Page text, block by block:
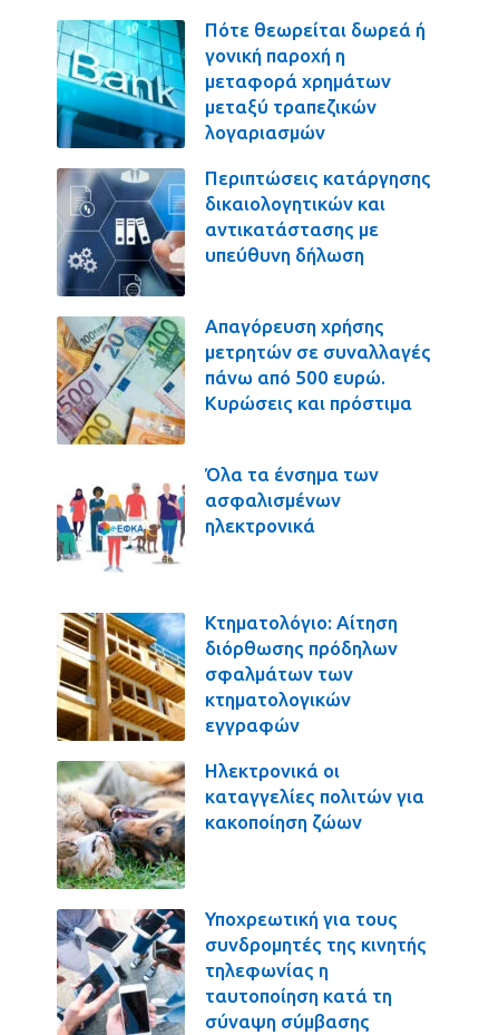
Πότε θεωρείται δωρεά ή
γονική παροχή η
μεταφορά χρημάτων
μεταξύ τραπεζικών
λογαριασμών
Περιπτώσεις κατάργησης
δικαιολογητικών και
αντικατάστασης με
υπεύθυνη δήλωση
Απαγόρευση χρήσης
μετρητών σε συναλλαγές
πάνω από 500 ευρώ.
Κυρώσεις και πρόστιμα
Όλα τα ένσημα των
ασφαλισμένων
ηλεκτρονικά
Κτηματολόγιο: Αίτηση
διόρθωσης πρόδηλων
σφαλμάτων των
κτηματολογικών
εγγραφών
Ηλεκτρονικά οι
καταγγελίες πολιτών για
κακοποίηση ζώων
Υποχρεωτική για τους
συνδρομητές της κινητής
τηλεφωνίας η
ταυτοποίηση κατά τη
σύναψη σύμβασης